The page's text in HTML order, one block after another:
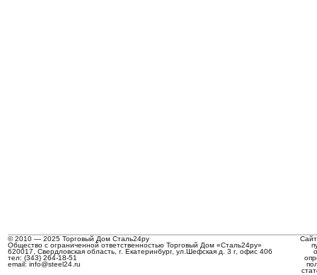
© 2010 — 2025 Торговый Дом Сталь24ру
Общество с ограниченной ответственностью Торговый Дом «Сталь24ру»
620017, Свердловская область, г. Екатеринбург, ул.Шефская д. 3 г, офис 406
тел: (343) 264-18-51
email: info@steel24.ru